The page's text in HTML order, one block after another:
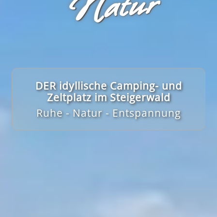
DER idyllische Camping- und
Zeltplatz im Steigerwald
Ruhe - Natur - Entspannung